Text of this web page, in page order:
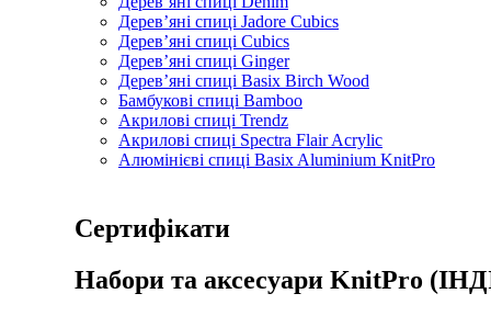
Дерев’яні спиці Jadore Cubics
Дерев’яні спиці Cubics
Дерев’яні спиці Ginger
Дерев’яні спиці Basix Birch Wood
Бамбукові спиці Bamboo
Акрилові спиці Trendz
Акрилові спиці Spectra Flair Acrylic
Алюмінієві спиці Basix Aluminium KnitPro
Сертифікати
Набори та аксесуари KnitPro